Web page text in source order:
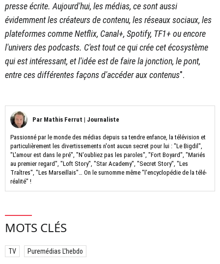
presse écrite. Aujourd'hui, les médias, ce sont aussi
évidemment les créateurs de contenu, les réseaux sociaux, les
plateformes comme Netflix, Canal+, Spotify, TF1+ ou encore
l'univers des podcasts. C'est tout ce qui crée cet écosystème
qui est intéressant, et l'idée est de faire la jonction, le pont,
entre ces différentes façons d'accéder aux contenus".
Par Mathis Ferrut | Journaliste
Passionné par le monde des médias depuis sa tendre enfance, la télévision et
particulièrement les divertissements n'ont aucun secret pour lui : "Le Bigdil",
"L'amour est dans le pré", "N'oubliez pas les paroles", "Fort Boyard", "Mariés
au premier regard", "Loft Story", "Star Academy", "Secret Story", "Les
Traîtres", "Les Marseillais"… On le surnomme même "l'encyclopédie de la télé-
réalité" !
MOTS CLÉS
TV Puremédias L'hebdo